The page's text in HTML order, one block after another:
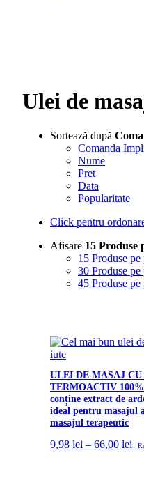
Ulei de
Sortează după
Comanda
Nume
Pret
Data
Popularitate
Click pentru
Afisare 15 Produse
15 Produse pe
30 Produse pe
45 Produse pe
ULEI DE MASAJ CU
TERMOACTIV
conține extract de
ideal pentru masajul
masajul terapeutic
9,98 lei – 66,00 lei